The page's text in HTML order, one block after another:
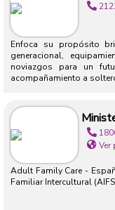
Enfoca su propósito
generacional,
noviazgos para un
acompañamiento a
Ver
Adult Family Care -
Familiar Intercultural